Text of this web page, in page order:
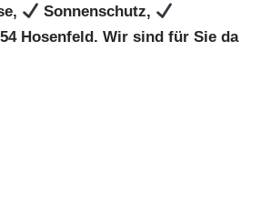
Sonnenschutz,
Hosenfeld. Wir sind für Sie da